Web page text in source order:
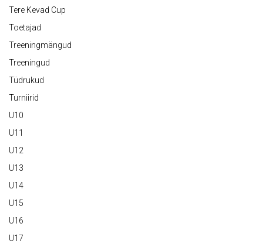
Tere Kevad Cup
Toetajad
Treeningmängud
Treeningud
Tüdrukud
Turniirid
U10
U11
U12
U13
U14
U15
U16
U17